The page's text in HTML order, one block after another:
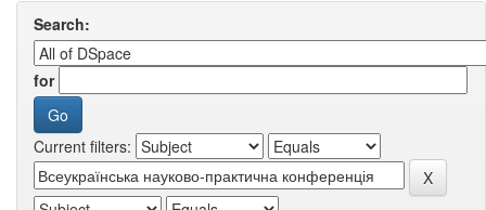
Search:
for
Current filters: